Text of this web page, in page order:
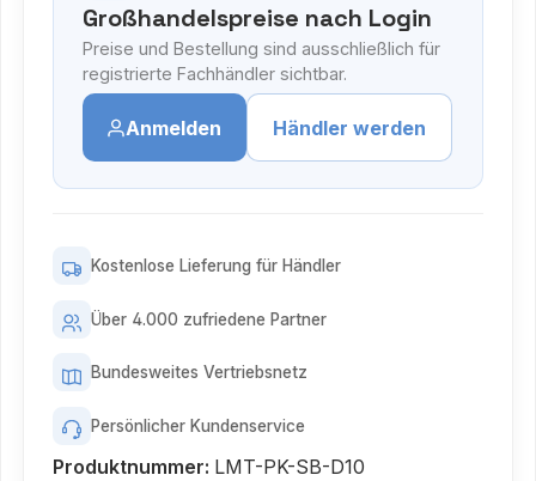
Großhandelspreise nach Login
Preise und Bestellung sind ausschließlich für
registrierte Fachhändler sichtbar.
Anmelden Händler werden
Kostenlose Lieferung für Händler
Über 4.000 zufriedene Partner
Bundesweites Vertriebsnetz
Persönlicher Kundenservice
Produktnummer: LMT-PK-SB-D10